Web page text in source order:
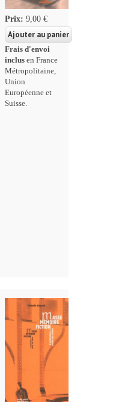
Prix:9,00 €
Frais d'envoi
inclus en France
Métropolitaine,
Union
Européenne et
Suisse.